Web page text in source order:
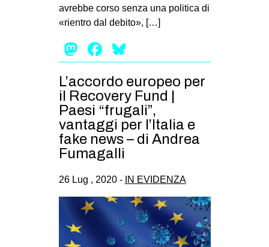
DIRITTO ALL’ABITARE
GENERI
MIGRAZIONI
REPRESSIONE
STUDENTI
CULTURE
ARTE
CINEMA
MANIFESTI
MUSICA
RECENSIONI
avrebbe corso senza una politica di
«rientro dal debito», […]
Mastodon
Facebook
L’accordo europeo per
il Recovery Fund |
Paesi “frugali”,
vantaggi per l’Italia e
fake news – di Andrea
Fumagalli
26 Lug , 2020 - IN EVIDENZA